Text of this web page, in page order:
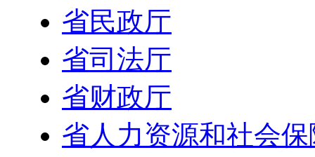
省民政厅
省司法厅
省财政厅
省人力资源和社会